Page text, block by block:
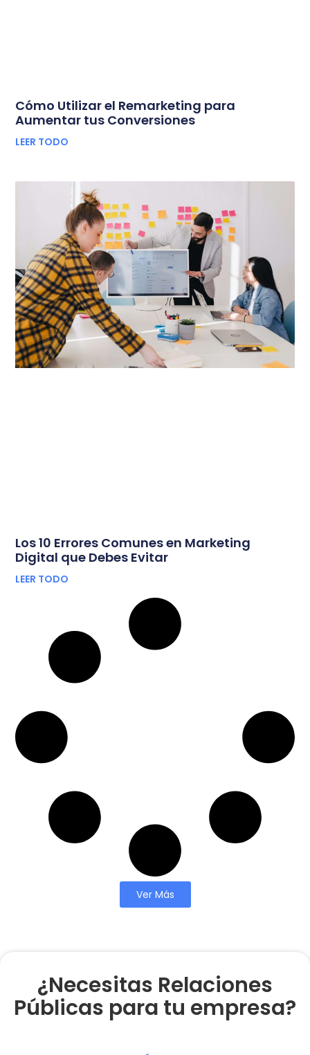
Cómo Utilizar el Remarketing para
Aumentar tus Conversiones
LEER TODO
Los 10 Errores Comunes en Marketing
Digital que Debes Evitar
LEER TODO
Ver Más
¿Necesitas Relaciones
Públicas para tu empresa?